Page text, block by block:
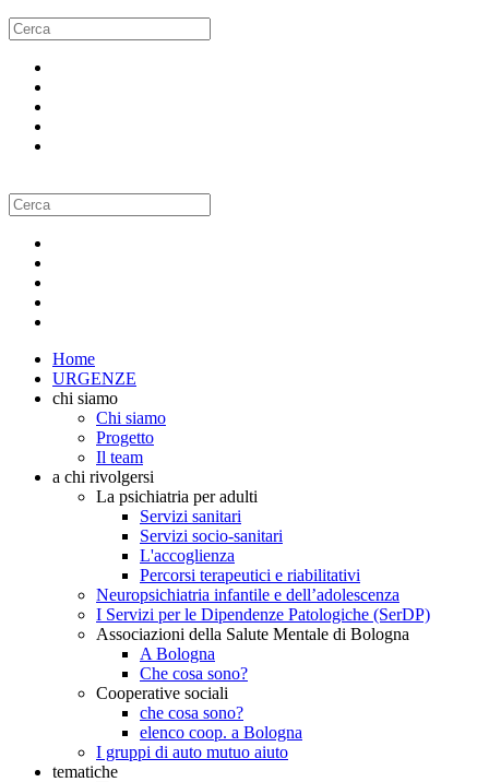
Home
URGENZE
chi siamo
Chi siamo
Progetto
Il team
a chi rivolgersi
La psichiatria per adulti
Servizi sanitari
Servizi socio-sanitari
L'accoglienza
Percorsi terapeutici e riabilitativi
Neuropsichiatria infantile e dell’adolescenza
I Servizi per le Dipendenze Patologiche (SerDP)
Associazioni della Salute Mentale di Bologna
A Bologna
Che cosa sono?
Cooperative sociali
che cosa sono?
elenco coop. a Bologna
I gruppi di auto mutuo aiuto
tematiche